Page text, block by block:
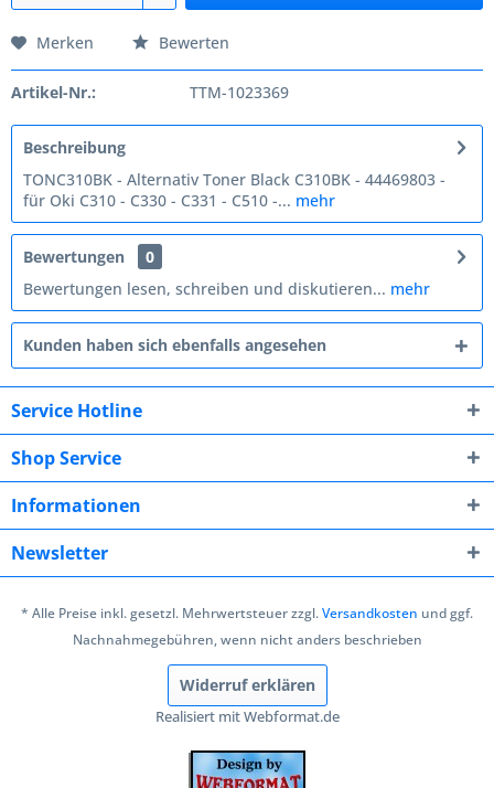
Merken Bewerten
Artikel-Nr.: TTM-1023369
Beschreibung
TONC310BK - Alternativ Toner Black C310BK - 44469803 -
für Oki C310 - C330 - C331 - C510 -... mehr
Bewertungen
0
Bewertungen lesen, schreiben und diskutieren... mehr
Kunden haben sich ebenfalls angesehen
Service Hotline
Shop Service
Informationen
Newsletter
* Alle Preise inkl. gesetzl. Mehrwertsteuer zzgl.Versandkosten und ggf.
Nachnahmegebühren, wenn nicht anders beschrieben
Widerruf erklären
Realisiert mit Webformat.de